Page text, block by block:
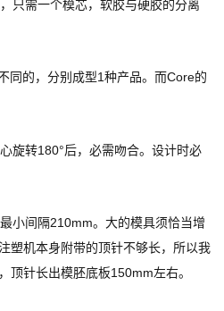
只需一个模芯，软胶与硬胶的分离
同的，分别成型1种产品。而Core的
旋转180°后，必需吻合。设计时必
小间隔210mm。大的模具须恰当增
塑机本身附带的顶针不够长，所以我
顶针长出模胚底板150mm左右。